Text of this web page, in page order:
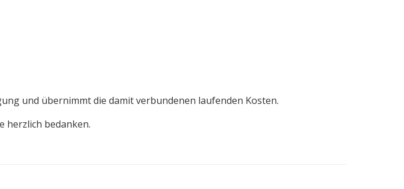
und übernimmt die damit verbundenen laufenden Kosten.
herzlich bedanken.